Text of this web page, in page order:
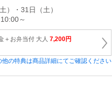
）・31日（土）
～
＋お弁当付 大人 7,200円
他の特典は商品詳細にてご確認ください